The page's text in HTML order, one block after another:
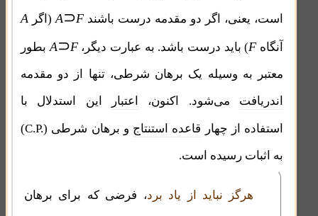
است، یعنی، اگر دو مقدمه درست باشند A⊃F (اگر A
آنگاه F) باید درست باشد. به عبارت دیگر، A⊃F
بطور
معتبر به وسیله یک برهان شرطی، تنها از دو مقدمه
اندریافت می‌شود. اکنون، اعتبار این استدلال با
استفاده از چهار قاعده استنتاج و برهان شرطی (C.P.
)
به اثبات رسیده است.
هرگز نباید از یاد برد، فرضی که برای برهان